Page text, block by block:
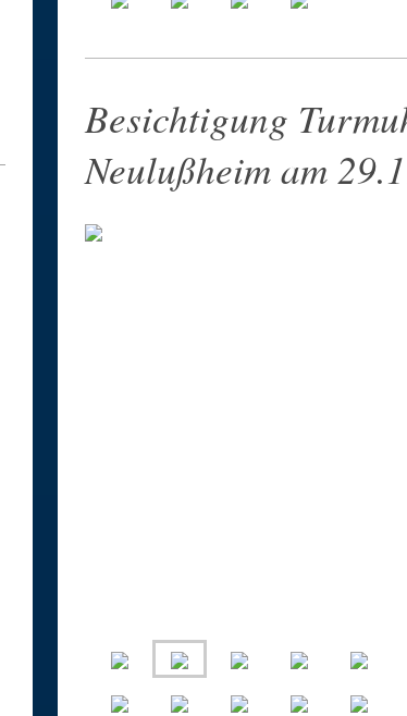
Besichtigung
Neulußheim am